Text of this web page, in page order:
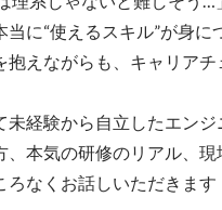
当に“使えるスキル”が身に
抱えながらも、キャリアチ
未経験から自立したエンジ
、本気の研修のリアル、
ろなくお話しいただきます